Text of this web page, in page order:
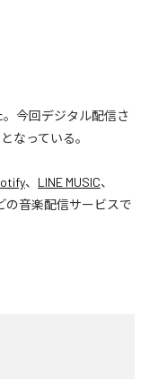
。今回デジタル配信さ
なっている。
、 LINE MUSIC、
の音楽配信サービスで